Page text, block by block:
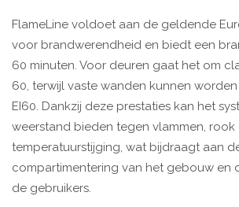
FlameLine voldoet aan de geldende
voor brandwerendheid en biedt een
60 minuten. Voor deuren gaat het om
60, terwijl vaste wanden kunnen
EI60. Dankzij deze prestaties kan het
weerstand bieden tegen vlammen, rook
temperatuurstijging, wat bijdraagt aan
compartimentering van het gebouw en
de gebruikers.